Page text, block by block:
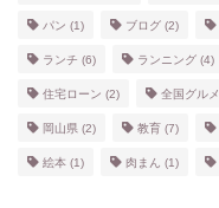
パン (1) ブログ (2)
ランチ (6) ランニング (4)
住宅ローン (2) 全国グルメ
岡山県 (2) 教育 (7)
絵本 (1) 肉まん (1)